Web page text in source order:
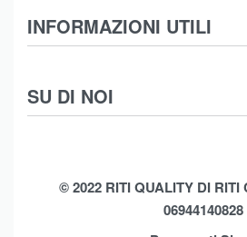
Abbigliamento
Intimo
Moda Mare
SU DI NOI
Shop
INFORMAZIONI UTILI
Termini e Condizioni
Spedizioni
Privacy Policy
© 2022 RITI QUALITY DI RITI
06944140828